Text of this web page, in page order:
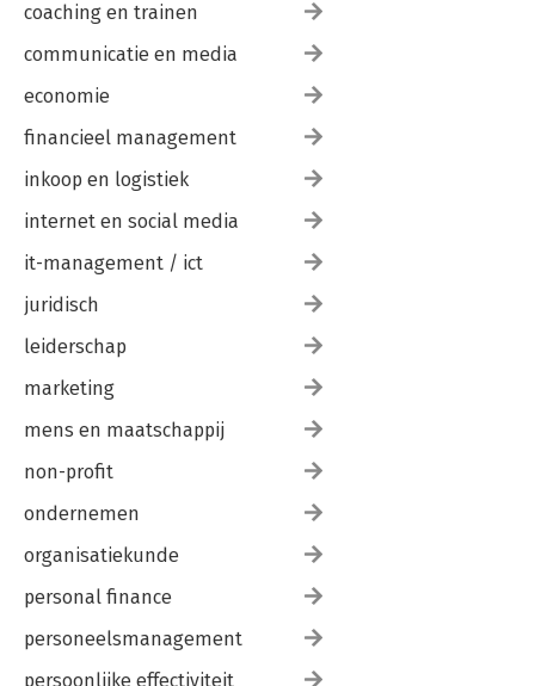
coaching en trainen
communicatie en media
economie
financieel management
inkoop en logistiek
internet en social media
it-management / ict
juridisch
leiderschap
marketing
mens en maatschappij
non-profit
ondernemen
organisatiekunde
personal finance
personeelsmanagement
persoonlijke effectiviteit